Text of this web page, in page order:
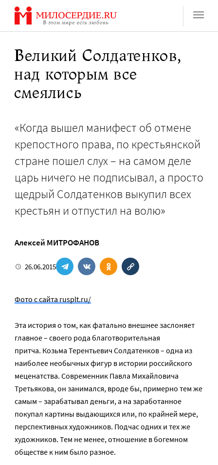
Перейти
содержанию
Великий Солдатенков,
над которым все
смеялись
«Когда вышел манифест об отмене
крепостного права, по крестьянской
стране пошел слух – на самом деле
царь ничего не подписывал, а просто
щедрый Солдатенков выкупил всех
крестьян и отпустил на волю»
Алексей МИТРОФАНОВ
26.06.2015
Фото с сайта rusplt.ru/
Эта история о том, как фатально внешнее заслоняет
главное – своего рода благотворительная
притча. Козьма Терентьевич Солдатенков – одна из
наиболее необычных фигур в истории российского
меценатства. Современник Павла Михайловича
Третьякова, он занимался, вроде бы, примерно тем же
самым – зарабатывал деньги, а на заработанное
покупал картины выдающихся или, по крайней мере,
перспективных художников. Подчас одних и тех же
художников. Тем не менее, отношение в богемном
обществе к ним было разное.